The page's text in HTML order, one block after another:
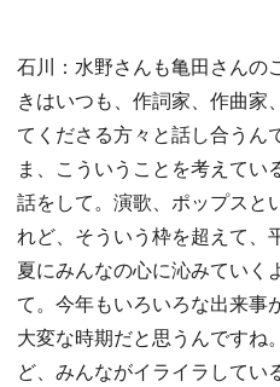
石川：水野さんも亀田さんの
きはいつも、作詞家、作曲家
てくださる方々と話し合うん
ま、こういうことを考えてい
話をして。演歌、ポップスと
れど、そういう枠を超えて、
夏にみんなの心に沁みていく
て。今年もいろいろな出来事
大変な時期だと思うんですね
ど、みんながイライラしてい